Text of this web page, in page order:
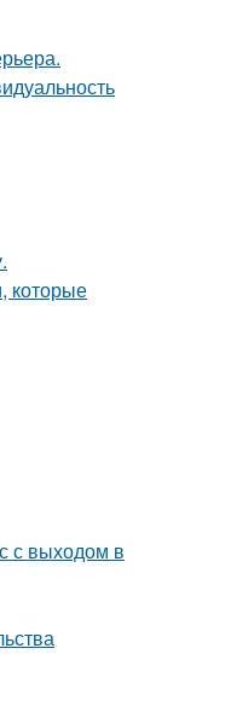
которые
с выходом в